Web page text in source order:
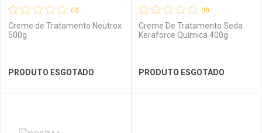
Ver Desconto Convênio Ver Desconto Convênio
(0)
Creme de Tratamento Neutrox
500g
PRODUTO ESGOTADO
(0)
Creme De Tratamento Seda
Keraforce Química 400g
PRODUTO ESGOTADO